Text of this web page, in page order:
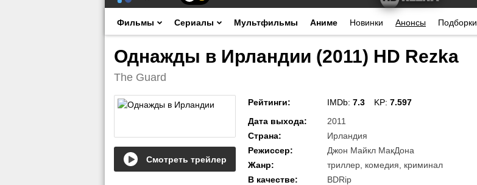
Фильмы Сериалы Мультфильмы Аниме Новинки Анонсы Подборки
Однажды в Ирландии (2011) HD Rezka
The Guard
Смотреть трейлер
Рейтинги: IMDb: 7.3 KP: 7.597
Дата выхода:
2011
Страна:
Ирландия
Режиссер:
Джон Майкл МакДона
Жанр:
триллер, комедия, криминал
В качестве:
BDRip